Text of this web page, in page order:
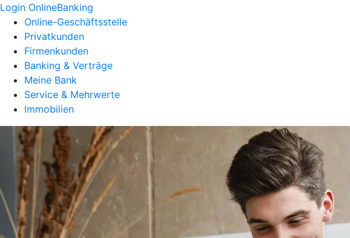
Login OnlineBanking
Online-Geschäftsstelle
Privatkunden
Firmenkunden
Banking & Verträge
Meine Bank
Service & Mehrwerte
Immobilien